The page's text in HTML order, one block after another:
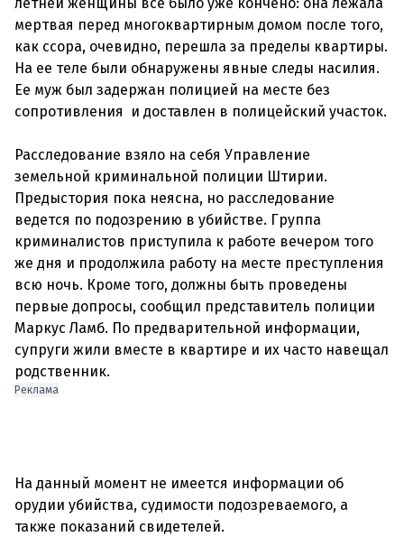
мертвая перед многоквартирным домом после того,
как ссора, очевидно, перешла за пределы квартиры.
На ее теле были обнаружены явные следы насилия.
Ее муж был задержан полицией на месте без
сопротивления и доставлен в полицейский участок.
Расследование взяло на себя Управление
земельной криминальной полиции Штирии.
Предыстория пока неясна, но расследование
ведется по подозрению в убийстве. Группа
криминалистов приступила к работе вечером того
же дня и продолжила работу на месте преступления
всю ночь. Кроме того, должны быть проведены
первые допросы, сообщил представитель полиции
Маркус Ламб. По предварительной информации,
супруги жили вместе в квартире и их часто навещал
Реклама
На данный момент не имеется информации об
орудии убийства, судимости подозреваемого, а
также показаний свидетелей.